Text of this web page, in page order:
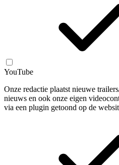
YouTube
Onze redactie plaatst nieuwe
nieuws en ook onze eigen
via een plugin getoond op de